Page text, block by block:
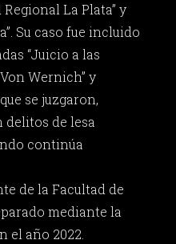
Regional La Plata” y
Su caso fue incluido
“Juicio a las
Wernich” y
se juzgaron,
de lesa
continúa
de la Facultad de
mediante la
el año 2022.